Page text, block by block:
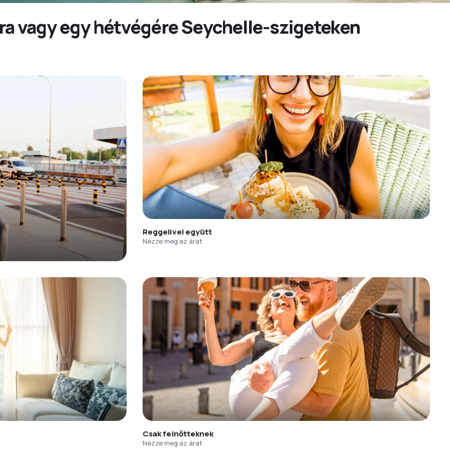
vagy egy hétvégére Seychelle-szigeteken
Reggelivel együtt
Nézze meg az árat
Csak felnőtteknek
Nézze meg az árat